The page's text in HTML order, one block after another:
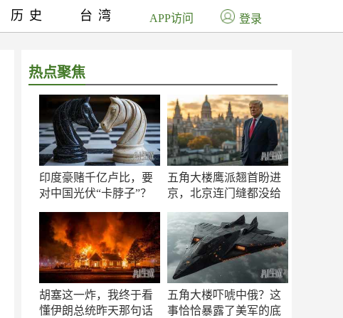
热点聚焦
印度豪赌千亿卢比，要
对中国光伏“卡脖子”？
五角大楼鹰派翘首盼进
京，北京连门缝都没给
胡塞这一炸，我终于看
懂伊朗总统昨天那句话
五角大楼吓唬中俄？这
事恰恰暴露了美军的底
历史 台湾 APP访问 登录